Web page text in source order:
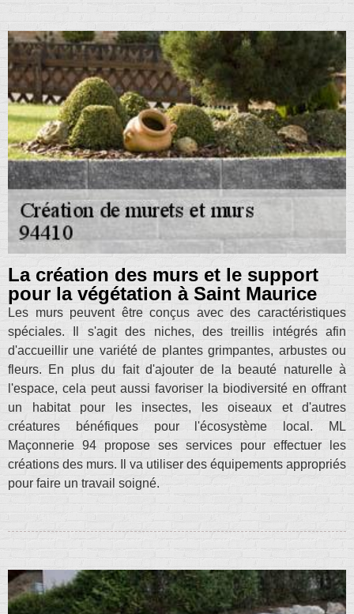
La création des murs et le support
pour la végétation à Saint Maurice
Les murs peuvent être conçus avec des caractéristiques
spéciales. Il s'agit des niches, des treillis intégrés afin
d'accueillir une variété de plantes grimpantes, arbustes ou
fleurs. En plus du fait d'ajouter de la beauté naturelle à
l'espace, cela peut aussi favoriser la biodiversité en offrant
un habitat pour les insectes, les oiseaux et d'autres
créatures bénéfiques pour l'écosystème local. ML
Maçonnerie 94 propose ses services pour effectuer les
créations des murs. Il va utiliser des équipements appropriés
pour faire un travail soigné.